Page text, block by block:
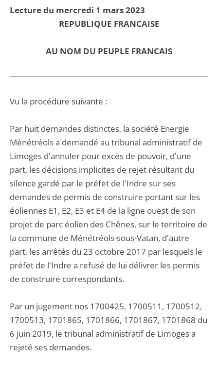
Lecture du mercredi 1 mars 2023
REPUBLIQUE FRANCAISE
AU NOM DU PEUPLE FRANCAIS
Vu la procédure suivante :
Par huit demandes distinctes, la société Energie
Ménétréols a demandé au tribunal administratif de
Limoges d'annuler pour excès de pouvoir, d'une
part, les décisions implicites de rejet résultant du
silence gardé par le préfet de l'Indre sur ses
demandes de permis de construire portant sur les
éoliennes E1, E2, E3 et E4 de la ligne ouest de son
projet de parc éolien des Chênes, sur le territoire de
la commune de Ménétréols-sous-Vatan, d'autre
part, les arrêtés du 23 octobre 2017 par lesquels le
préfet de l'Indre a refusé de lui délivrer les permis
de construire correspondants.
Par un jugement nos 1700425, 1700511, 1700512,
1700513, 1701865, 1701866, 1701867, 1701868 du
6 juin 2019, le tribunal administratif de Limoges a
rejeté ses demandes.